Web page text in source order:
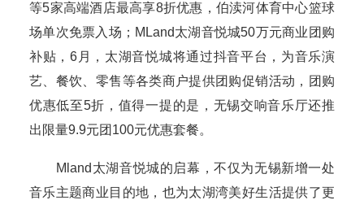
等5家高端酒店最高享8折优惠，伯渎河体育中心篮球
场单次免票入场；MLand太湖音悦城50万元商业团购
补贴，6月，太湖音悦城将通过抖音平台，为音乐演
艺、餐饮、零售等各类商户提供团购促销活动，团购
优惠低至5折，值得一提的是，无锡交响音乐厅还推
出限量9.9元团100元优惠套餐。
Mland太湖音悦城的启幕，不仅为无锡新增一处
音乐主题商业目的地，也为太湖湾美好生活提供了更